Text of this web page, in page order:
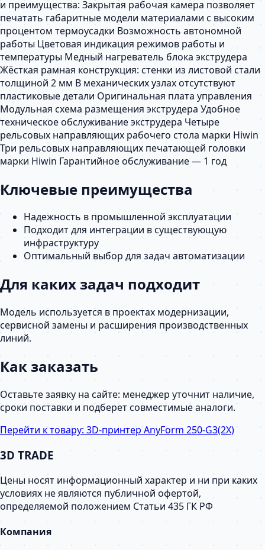
и преимущества: Закрытая рабочая камера позволяет
печатать габаритные модели материалами с высоким
процентом термоусадки Возможность автономной
работы Цветовая индикация режимов работы и
температуры Медный нагреватель блока экструдера
Жёсткая рамная конструкция: стенки из листовой стали
толщиной 2 мм В механических узлах отсутствуют
пластиковые детали Оригинальная плата управления
Модульная схема размещения экструдера Удобное
техническое обслуживание экструдера Четыре
рельсовых направляющих рабочего стола марки Hiwin
Три рельсовых направляющих печатающей головки
марки Hiwin Гарантийное обслуживание — 1 год
Ключевые преимущества
Надежность в промышленной эксплуатации
Подходит для интеграции в существующую
инфраструктуру
Оптимальный выбор для задач автоматизации
Для каких задач подходит
Модель используется в проектах модернизации,
сервисной замены и расширения производственных
линий.
Как заказать
Оставьте заявку на сайте: менеджер уточнит наличие,
сроки поставки и подберет совместимые аналоги.
Перейти к товару: 3D-принтер AnyForm 250‑G3(2X)
3D TRADE
Цены носят информационный характер и ни при каких
условиях не являются публичной офертой,
определяемой положением Статьи 435 ГК РФ
Компания